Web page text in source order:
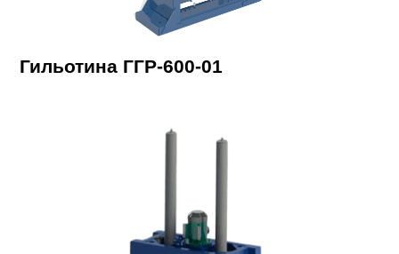
Гильотина ГГР-600-01